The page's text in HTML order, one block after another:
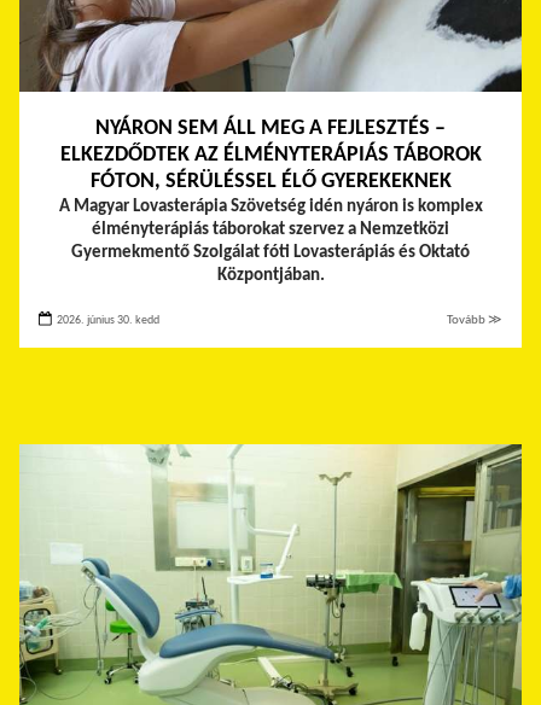
NYÁRON SEM ÁLL MEG A FEJLESZTÉS –
ELKEZDŐDTEK AZ ÉLMÉNYTERÁPIÁS TÁBOROK
FÓTON, SÉRÜLÉSSEL ÉLŐ GYEREKEKNEK
A Magyar Lovasterápia Szövetség idén nyáron is komplex
élményterápiás táborokat szervez a Nemzetközi
Gyermekmentő Szolgálat fóti Lovasterápiás és Oktató
Központjában.
2026. június 30. kedd Tovább ≫